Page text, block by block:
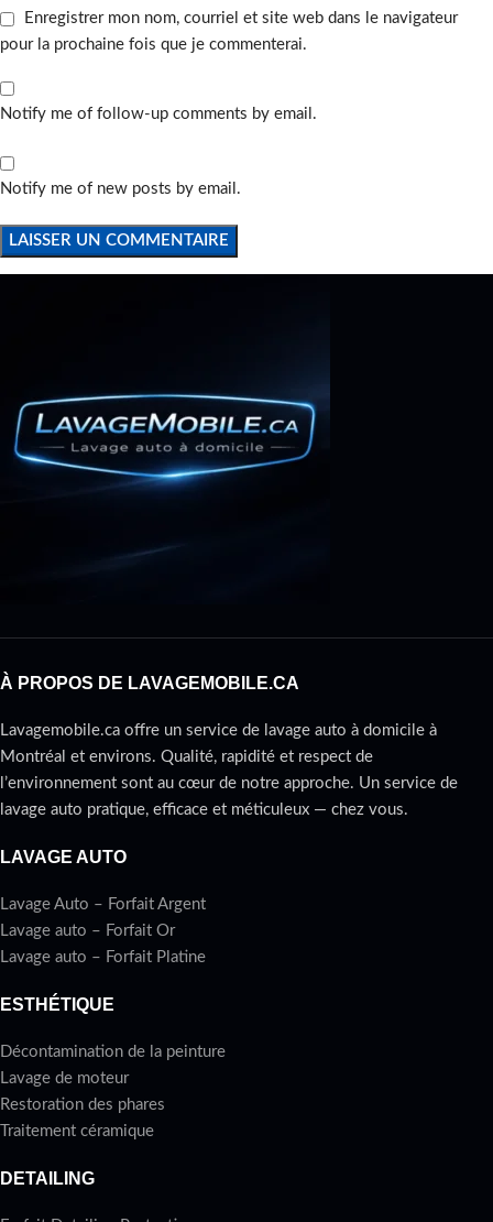
Enregistrer mon nom, courriel et site web dans le navigateur
pour la prochaine fois que je commenterai.
Notify me of follow-up comments by email.
Notify me of new posts by email.
À PROPOS DE LAVAGEMOBILE.CA
Lavagemobile.ca offre un service de lavage auto à domicile à
Montréal et environs. Qualité, rapidité et respect de
l’environnement sont au cœur de notre approche. Un service de
lavage auto pratique, efficace et méticuleux — chez vous.
LAVAGE AUTO
Lavage Auto – Forfait Argent
Lavage auto – Forfait Or
Lavage auto – Forfait Platine
ESTHÉTIQUE
Décontamination de la peinture
Lavage de moteur
Restoration des phares
Traitement céramique
DETAILING